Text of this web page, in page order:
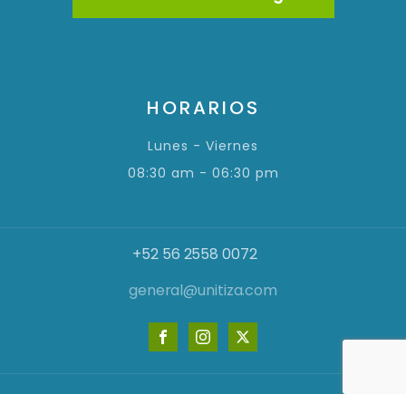
HORARIOS
Lunes - Viernes
08:30 am - 06:30 pm
+52 56 2558 0072
general@unitiza.com